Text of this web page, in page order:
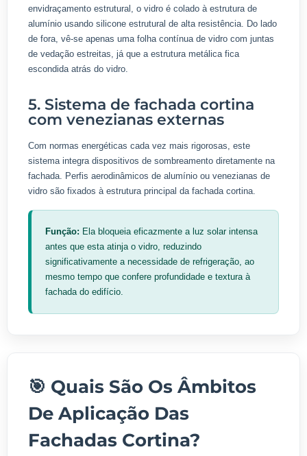
envidraçamento estrutural, o vidro é colado à estrutura de
alumínio usando silicone estrutural de alta resistência. Do lado
de fora, vê-se apenas uma folha contínua de vidro com juntas
de vedação estreitas, já que a estrutura metálica fica
escondida atrás do vidro.
5. Sistema de fachada cortina
com venezianas externas
Com normas energéticas cada vez mais rigorosas, este
sistema integra dispositivos de sombreamento diretamente na
fachada. Perfis aerodinâmicos de alumínio ou venezianas de
vidro são fixados à estrutura principal da fachada cortina.
Função: Ela bloqueia eficazmente a luz solar intensa
antes que esta atinja o vidro, reduzindo
significativamente a necessidade de refrigeração, ao
mesmo tempo que confere profundidade e textura à
fachada do edifício.
🎯 Quais São Os Âmbitos
De Aplicação Das
Fachadas Cortina?